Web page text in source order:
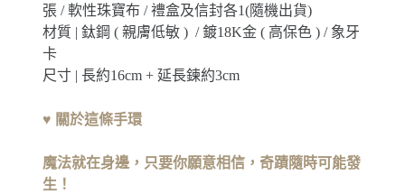
張 / 軟性珠寶布 / 禮盒及信封各1(隨機出貨)
材質 | 鈦鋼 ( 親膚低敏 ) / 鍍18K金 ( 高保色 ) / 象牙
卡
尺寸 | 長約16cm + 延長鍊約3cm
♥ 關於這條手環
魔法就在身邊，只要你願意相信，奇蹟隨時可能發
生！